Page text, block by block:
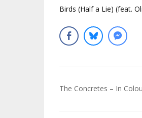
Birds (Half a Lie) (feat.
Navigation
The Concretes – In